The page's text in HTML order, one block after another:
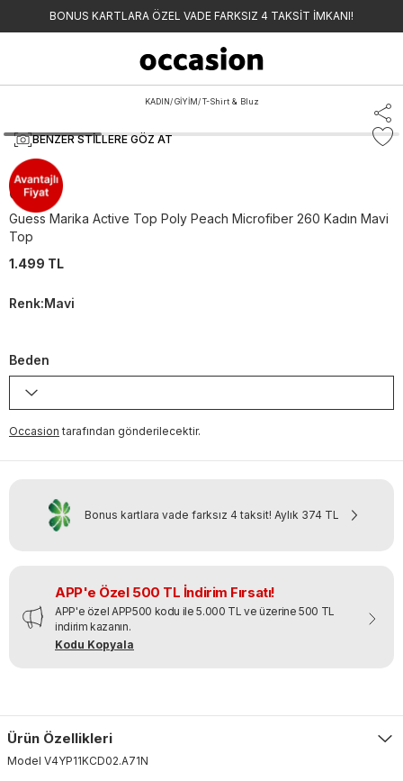
BONUS KARTLARA ÖZEL VADE FARKSIZ 4 TAKSİT İMKANI!
KADIN/ GİYİM/ T-Shirt & Bluz
BENZER STILLERE GÖZ AT
Guess
Guess Marika Active Top Poly Peach Microfiber 260 Kadın Mavi
Top
1.499 TL
Renk:Mavi
Beden
Occasion tarafından gönderilecektir.
Bonus kartlara vade farksız 4 taksit! Aylık 374 TL
APP'e Özel 500 TL İndirim Fırsatı!
APP'e özel APP500 kodu ile 5.000 TL ve üzerine 500 TL
indirim kazanın.
Kodu Kopyala
Ürün Özellikleri
Model V4YP11KCD02.A71N